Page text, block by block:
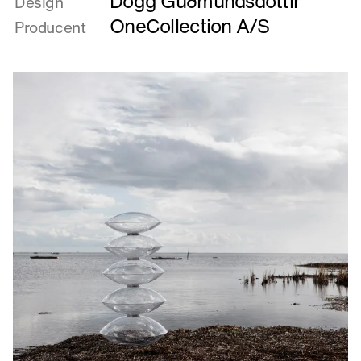
Cygnet
Producent OneCollection A/S